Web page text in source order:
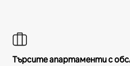
Търсите апартаменти с